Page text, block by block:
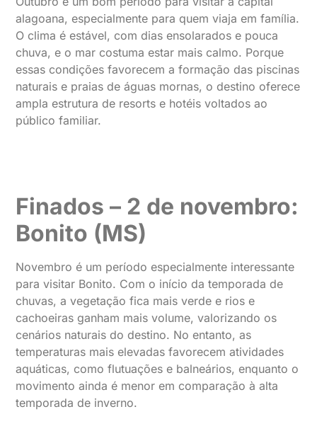
alagoana, especialmente para quem viaja em família.
O clima é estável, com dias ensolarados e pouca
chuva, e o mar costuma estar mais calmo. Porque
essas condições favorecem a formação das piscinas
naturais e praias de águas mornas, o destino oferece
ampla estrutura de resorts e hotéis voltados ao
público familiar.
Finados – 2 de novembro:
Bonito (MS)
Novembro é um período especialmente interessante
para visitar Bonito. Com o início da temporada de
chuvas, a vegetação fica mais verde e rios e
cachoeiras ganham mais volume, valorizando os
cenários naturais do destino. No entanto, as
temperaturas mais elevadas favorecem atividades
aquáticas, como flutuações e balneários, enquanto o
movimento ainda é menor em comparação à alta
temporada de inverno.